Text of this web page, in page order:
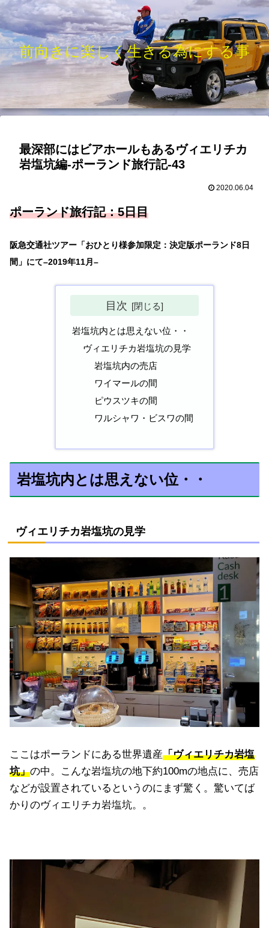
前向きに楽しく生きる為にする事
最深部にはビアホールもあるヴィエリチカ
岩塩坑編-ポーランド旅行記-43
2020.06.04
ポーランド旅行記：5日目
阪急交通社ツアー「おひとり様参加限定：決定版ポーランド8日
間」にて–2019年11月–
目次
岩塩坑内とは思えない位・・
ヴィエリチカ岩塩坑の見学
岩塩坑内の売店
ワイマールの間
ピウスツキの間
ワルシャワ・ビスワの間
岩塩坑内とは思えない位・・
ヴィエリチカ岩塩坑の見学
ここはポーランドにある世界遺産「ヴィエリチカ岩塩
坑」の中。こんな岩塩坑の地下約100mの地点に、売店
などが設置されているというのにまず驚く。驚いてば
かりのヴィエリチカ岩塩坑。。